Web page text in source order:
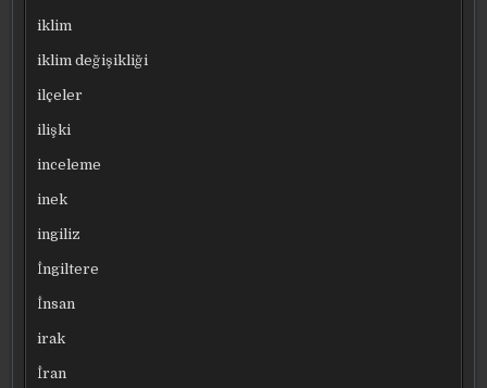
iklim
iklim değişikliği
ilçeler
ilişki
inceleme
inek
ingiliz
İngiltere
İnsan
irak
İran